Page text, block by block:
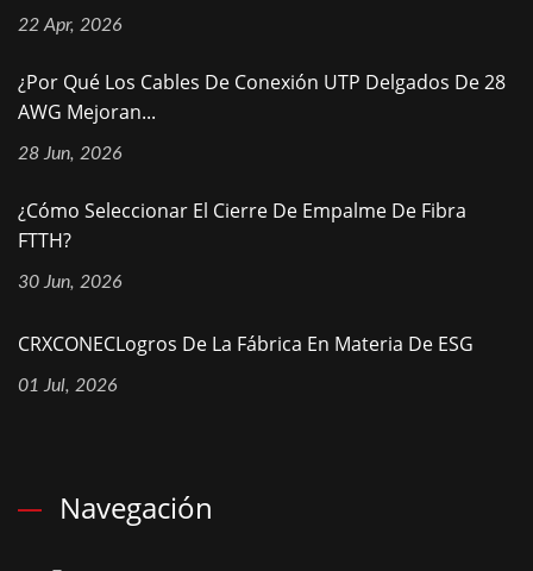
22 Apr, 2026
¿Por Qué Los Cables De Conexión UTP Delgados De 28
AWG Mejoran...
28 Jun, 2026
¿Cómo Seleccionar El Cierre De Empalme De Fibra
FTTH?
30 Jun, 2026
CRXCONECLogros De La Fábrica En Materia De ESG
01 Jul, 2026
Navegación